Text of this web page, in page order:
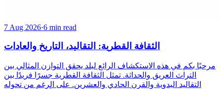
7 Aug 2026·6 min read
الثقافة القطرية: التقاليد، التاريخ والعادات
مرحبًا بكم في هذه الاستكشاف الرائع لبلد يحقق التوازن المثالي بين
التراث العريق والحداثة. تمثل الثقافة القطرية جسرًا فريدًا بين
التقاليد البدوية والقرن الحادي والعشرين. على الرغم من تحوله